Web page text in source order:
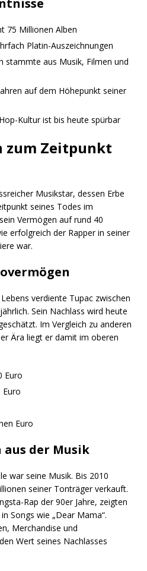
75 Millionen Alben
Platin-Auszeichnungen
stammte aus Musik, Filmen und
auf dem Höhepunkt seiner
Kultur ist bis heute spürbar
zum Zeitpunkt
Musikstar, dessen Erbe
seines Todes im
Vermögen auf rund 40
erfolgreich der Rapper in seiner
war.
verdiente Tupac zwischen
Sein Nachlass wird heute
Im Vergleich zu anderen
Ära liegt er damit im oberen
Euro
Euro
der Musik
war seine Musik. Bis 2010
seiner Tonträger verkauft.
Rap der 90er Jahre, zeigten
Songs wie „Dear Mama“.
Merchandise und
Wert seines Nachlasses